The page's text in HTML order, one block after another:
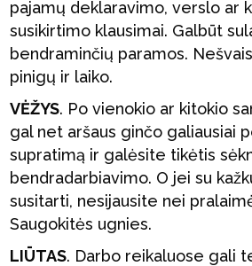
pajamų deklaravimo, verslo ar
susikirtimo klausimai. Galbūt
bendraminčių paramos.
pinigų ir laiko.
VĖŽYS. Po vienokio ar kitokio
gal net aršaus ginčo galiausiai
supratimą ir galėsite tikėtis
bendradarbiavimo. O jei su
susitarti, nesijausite nei
Saugokitės ugnies.
LIŪTAS. Darbo reikaluose gali